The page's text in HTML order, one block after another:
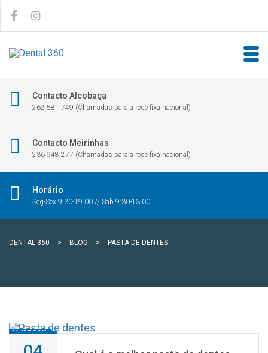
Contacto Alcobaça
262 581 749 (Chamadas para a rede fixa nacional)
Contacto Meirinhas
236 948 277 (Chamadas para a rede fixa nacional)
Horário
Seg-Sex 9:30-19.00 // Sáb 9:30-13.00
DENTAL 360 > BLOG > PASTA DE DENTES
SAÚDE ORAL